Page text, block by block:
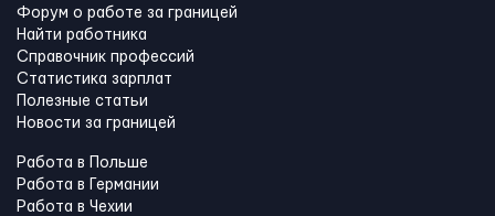
Форум о работе за границей
Найти работника
Справочник профессий
Статистика зарплат
Полезные статьи
Новости за границей
Работа в Польше
Работа в Германии
Работа в Чехии